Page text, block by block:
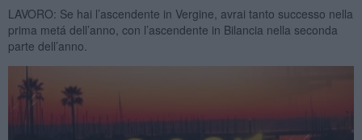
LAVORO: Se hai l’ascendente in Vergine, avrai tanto successo nella
prima metá dell’anno, con l’ascendente in Bilancia nella seconda
parte dell’anno.